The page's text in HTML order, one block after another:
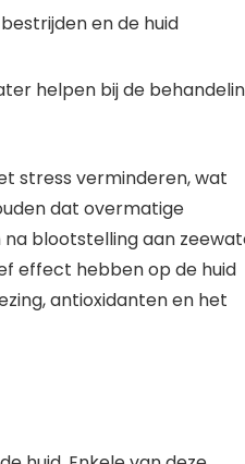
en de huid
helpen bij de
stress verminderen, wat
dat overmatige
na blootstelling aan
effect hebben op de huid
antioxidanten en het